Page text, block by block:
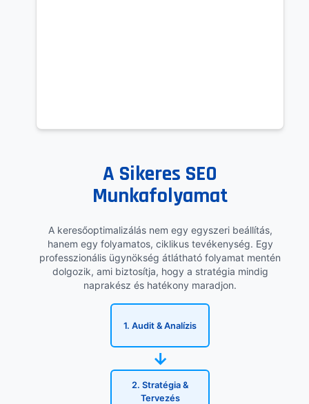
A Sikeres SEO
Munkafolyamat
A keresőoptimalizálás nem egy egyszeri beállítás,
hanem egy folyamatos, ciklikus tevékenység. Egy
professzionális ügynökség átlátható folyamat mentén
dolgozik, ami biztosítja, hogy a stratégia mindig
naprakész és hatékony maradjon.
1. Audit & Analízis
→
2. Stratégia &
Tervezés